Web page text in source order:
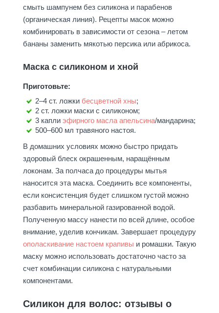
смыть шампунем без силикона и парабенов
(органическая линия). Рецепты масок можно
комбинировать в зависимости от сезона – летом
бананы заменить мякотью персика или абрикоса.
Маска с силиконом и хной
Приготовьте:
2–4 ст. ложки бесцветной хны;
2 ст. ложки маски с силиконом;
3 капли эфирного масла апельсина/мандарина;
500–600 мл травяного настоя.
В домашних условиях можно быстро придать
здоровый блеск окрашенным, наращённым
локонам. За полчаса до процедуры мытья
наносится эта маска. Соединить все компоненты,
если консистенция будет слишком густой можно
разбавить минеральной газированной водой.
Полученную массу нанести по всей длине, особое
внимание, уделив кончикам. Завершает процедуру
ополаскивание настоем крапивы и ромашки. Такую
маску можно использовать достаточно часто за
счет комбинации силикона с натуральными
компонентами.
Силикон для волос: отзывы о